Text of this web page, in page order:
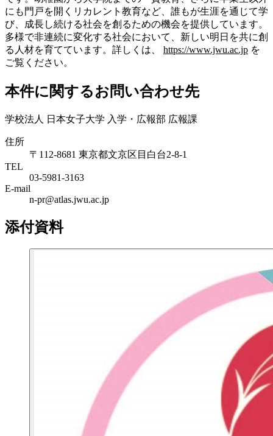
にも門戸を開くリカレント教育など、誰もが生涯を通じて学
び、成長し続ける社会を創るための機会を提供しています。
多様で非連続に変化する社会において、新しい明日を共に創
る人材を育てています。詳しくは、 https://www.jwu.ac.jp を
ご覧ください。
本件に関するお問い合わせ先
学校法人 日本女子大学 入学・広報部 広報課
住所
〒112-8681 東京都文京区目白台2-8-1
TEL
03-5981-3163
E-mail
n-pr@atlas.jwu.ac.jp
添付資料